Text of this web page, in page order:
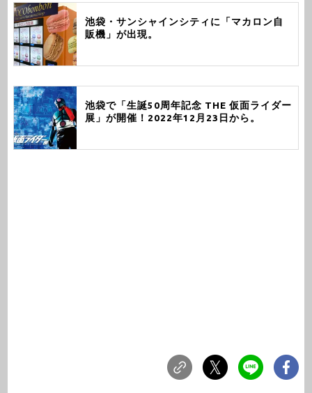
池袋・サンシャインシティに「マカロン自
販機」が出現。
池袋で「生誕50周年記念 THE 仮面ライダー
展」が開催！2022年12月23日から。